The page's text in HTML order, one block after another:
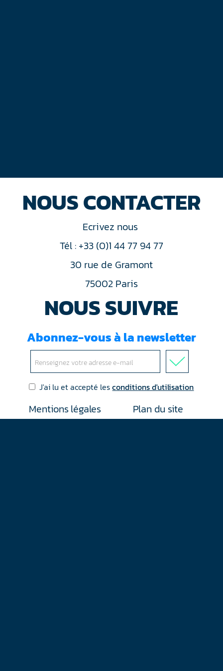
NOUS CONTACTER
Ecrivez nous
Tél : +33 (0)1 44 77 94 77
30 rue de Gramont
75002 Paris
NOUS SUIVRE
Abonnez-vous à la newsletter
J'ai lu et accepté lesconditions d'utilisation
Mentions légales
Plan du site